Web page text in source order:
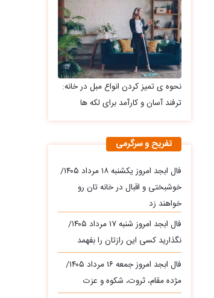
نحوه ی تمیز کردن انواع مبل در خانه:
ترفند آسان و کارآمد برای لکه ها
تفریح و سرگرمی
فال ابجد امروز یکشنبه ۱۸ مرداد ۱۴۰۵/
خوشبختی و اقبال در خانه تان رو
خواهند زد
فال ابجد امروز شنبه ۱۷ مرداد ۱۴۰۵/
نگذارید کسی این رازتان را بفهمد
فال ابجد امروز جمعه ۱۶ مرداد ۱۴۰۵/
مژده مقام، ثروت، شکوه و عزت